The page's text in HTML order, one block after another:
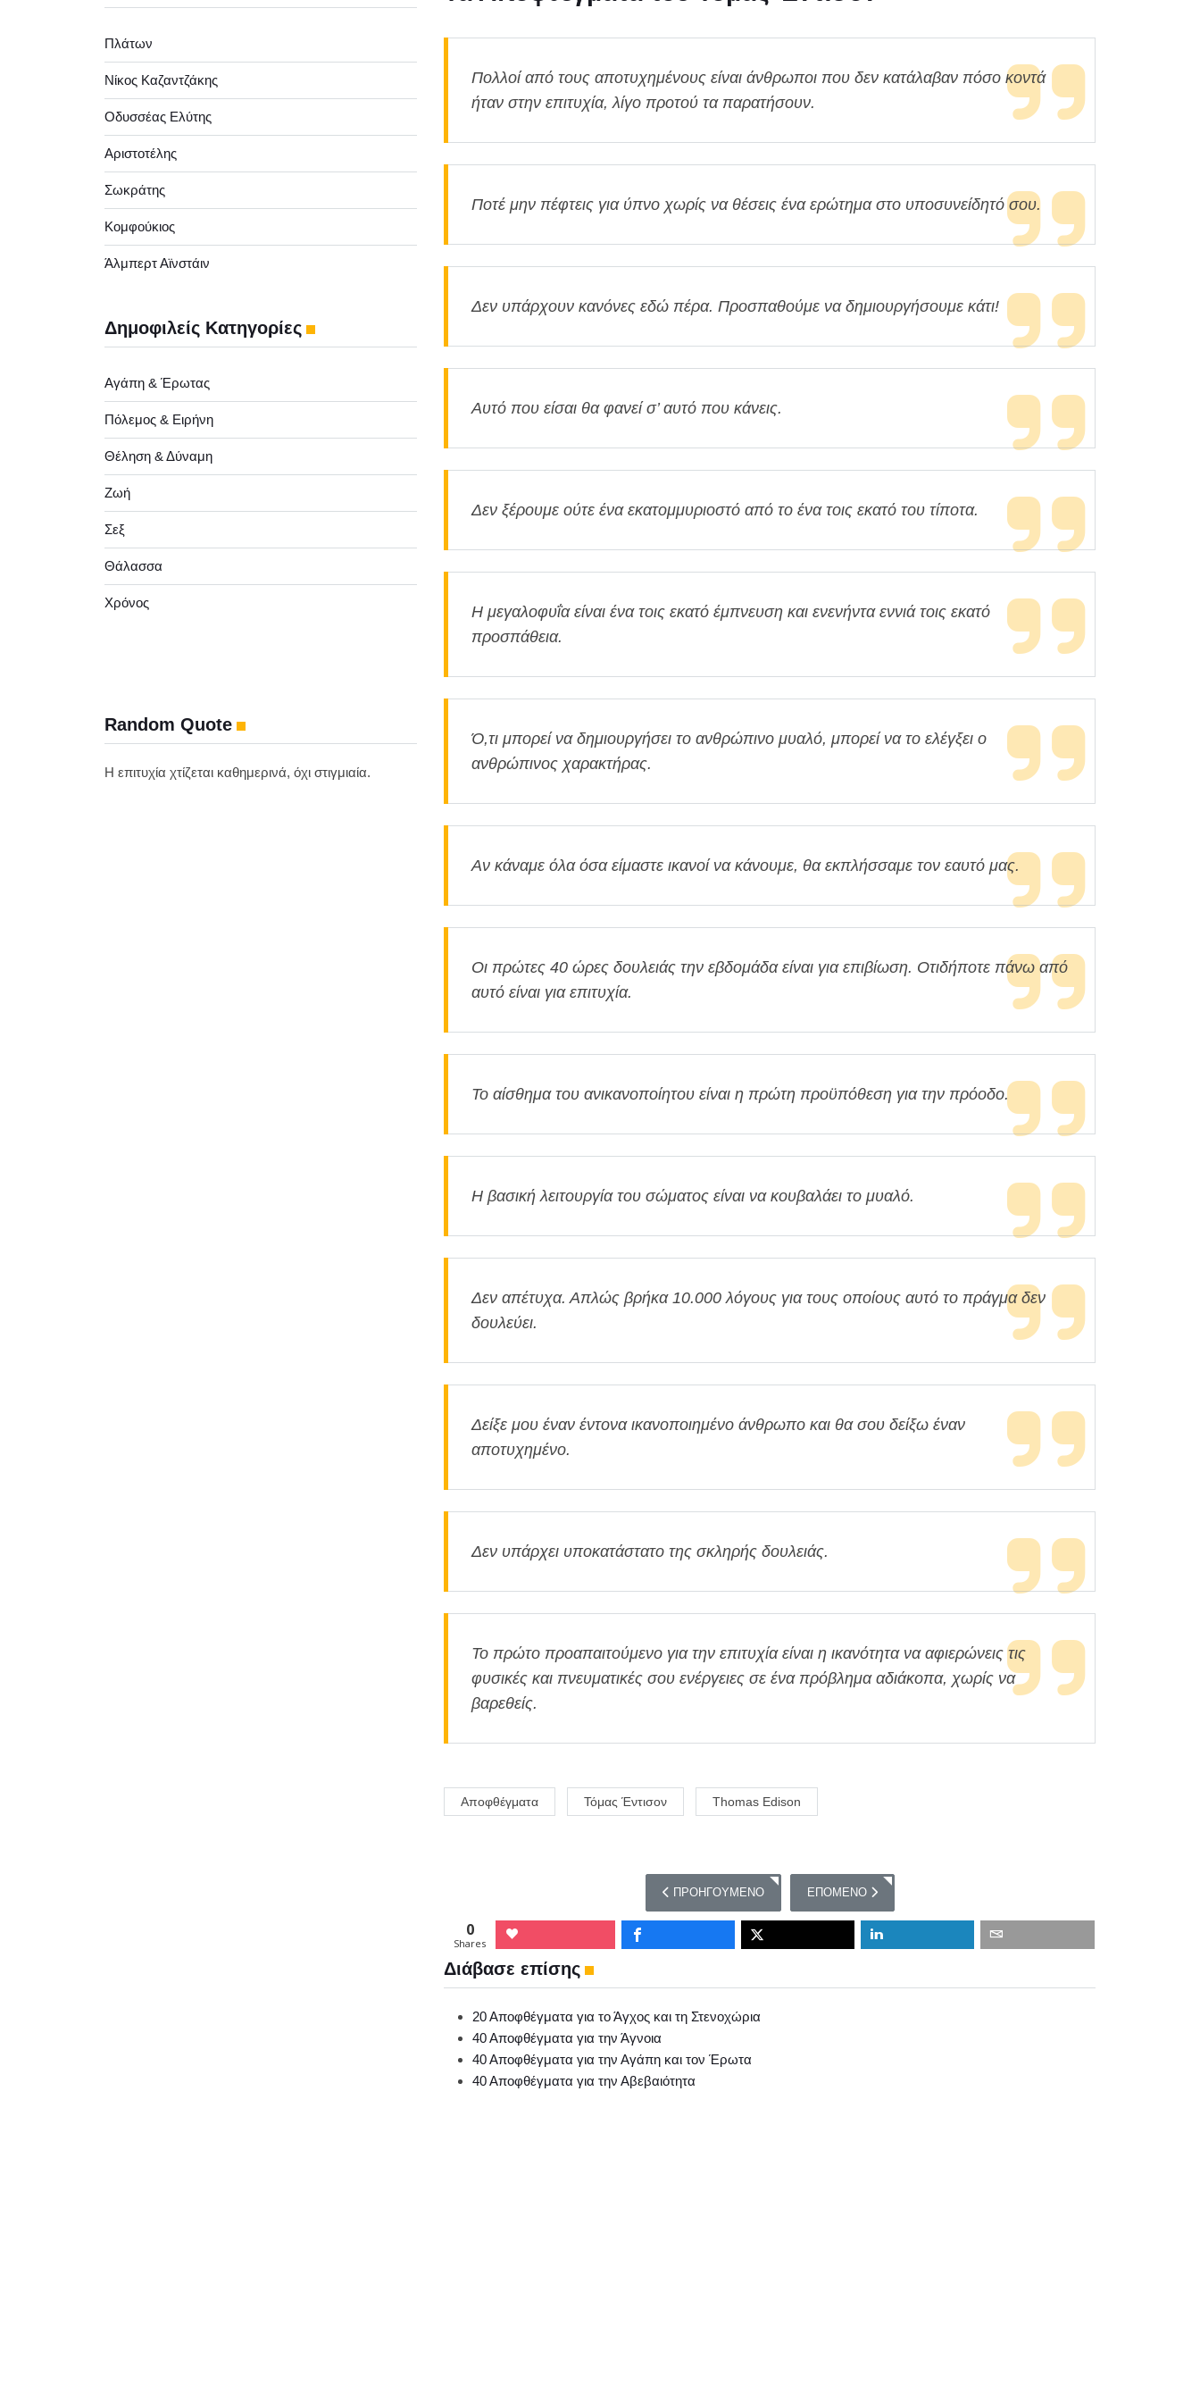
Πλάτων
Νίκος Καζαντζάκης
Οδυσσέας Ελύτης
Αριστοτέλης
Σωκράτης
Κομφούκιος
Άλμπερτ Αϊνστάιν
Δημοφιλείς Κατηγορίες
Αγάπη & Έρωτας
Πόλεμος & Ειρήνη
Θέληση & Δύναμη
Ζωή
Σεξ
Θάλασσα
Χρόνος
Random Quote
Η επιτυχία χτίζεται καθημερινά, όχι στιγμιαία.
Πολλοί από τους αποτυχημένους είναι άνθρωποι που δεν κατάλαβαν πόσο κοντά
ήταν στην επιτυχία, λίγο προτού τα παρατήσουν.
Ποτέ μην πέφτεις για ύπνο χωρίς να θέσεις ένα ερώτημα στο υποσυνείδητό σου.
Δεν υπάρχουν κανόνες εδώ πέρα. Προσπαθούμε να δημιουργήσουμε κάτι!
Αυτό που είσαι θα φανεί σ’ αυτό που κάνεις.
Δεν ξέρουμε ούτε ένα εκατομμυριοστό από το ένα τοις εκατό του τίποτα.
Η μεγαλοφυΐα είναι ένα τοις εκατό έμπνευση και ενενήντα εννιά τοις εκατό
προσπάθεια.
Ό,τι μπορεί να δημιουργήσει το ανθρώπινο μυαλό, μπορεί να το ελέγξει ο
ανθρώπινος χαρακτήρας.
Αν κάναμε όλα όσα είμαστε ικανοί να κάνουμε, θα εκπλήσσαμε τον εαυτό μας.
Οι πρώτες 40 ώρες δουλειάς την εβδομάδα είναι για επιβίωση. Οτιδήποτε πάνω από
αυτό είναι για επιτυχία.
Το αίσθημα του ανικανοποίητου είναι η πρώτη προϋπόθεση για την πρόοδο.
Η βασική λειτουργία του σώματος είναι να κουβαλάει το μυαλό.
Δεν απέτυχα. Απλώς βρήκα 10.000 λόγους για τους οποίους αυτό το πράγμα δεν
δουλεύει.
Δείξε μου έναν έντονα ικανοποιημένο άνθρωπο και θα σου δείξω έναν
αποτυχημένο.
Δεν υπάρχει υποκατάστατο της σκληρής δουλειάς.
Το πρώτο προαπαιτούμενο για την επιτυχία είναι η ικανότητα να αφιερώνεις τις
φυσικές και πνευματικές σου ενέργειες σε ένα πρόβλημα αδιάκοπα, χωρίς να
βαρεθείς.
Αποφθέγματα Τόμας Έντισον Thomas Edison
ΠΡΟΗΓΟΎΜΕΝΟ ΆΡΘΡΟ: ΤΑ ΑΠΟΦΘΈΓΜΑΤΑ ΤΟΥ ΓΡΗΓΟΡΊΟΥ ΞΕΝΌΠΟΥΛΟΥ
ΠΡΟΗΓΟΎΜΕΝΟ ΕΠΌΜΕΝΟ ΆΡΘΡΟ: ΤΑ ΑΠΟΦΘΈΓΜΑΤΑ ΤΟΥ ΟΔΥΣΣΈΑ ΕΛΎΤΗ
ΕΠΌΜΕΝΟ
0
Shares
Διάβασε επίσης
20 Αποφθέγματα για το Άγχος και τη Στενοχώρια
40 Αποφθέγματα για την Άγνοια
40 Αποφθέγματα για την Αγάπη και τον Έρωτα
40 Αποφθέγματα για την Αβεβαιότητα